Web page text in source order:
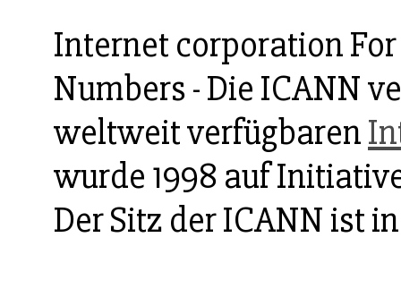
Internet corporation
Numbers - Die ICANN
weltweit verfügbaren
wurde 1998 auf
Der Sitz der ICANN ist